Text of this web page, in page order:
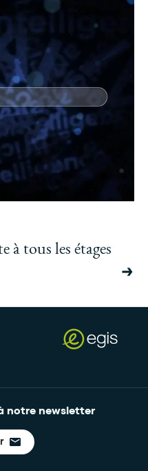
à tous les étages
notre newsletter